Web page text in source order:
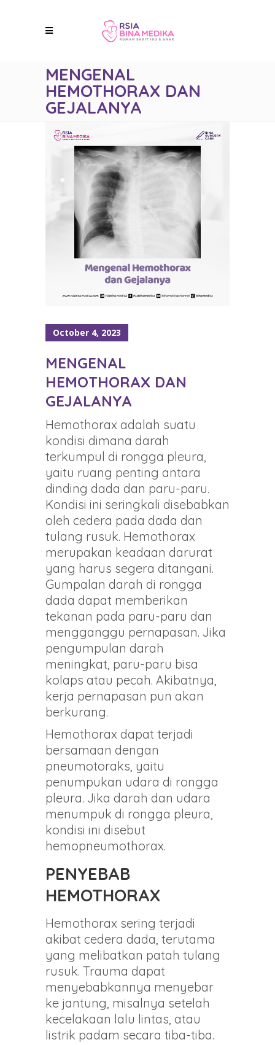
MENGENAL
HEMOTHORAX DAN
GEJALANYA
October 4, 2023
MENGENAL
HEMOTHORAX DAN
GEJALANYA
Hemothorax adalah suatu
kondisi dimana darah
terkumpul di rongga pleura,
yaitu ruang penting antara
dinding dada dan paru-paru.
Kondisi ini seringkali disebabkan
oleh cedera pada dada dan
tulang rusuk. Hemothorax
merupakan keadaan darurat
yang harus segera ditangani.
Gumpalan darah di rongga
dada dapat memberikan
tekanan pada paru-paru dan
mengganggu pernapasan. Jika
pengumpulan darah
meningkat, paru-paru bisa
kolaps atau pecah. Akibatnya,
kerja pernapasan pun akan
berkurang.
Hemothorax dapat terjadi
bersamaan dengan
pneumotoraks, yaitu
penumpukan udara di rongga
pleura. Jika darah dan udara
menumpuk di rongga pleura,
kondisi ini disebut
hemopneumothorax.
PENYEBAB
HEMOTHORAX
Hemothorax sering terjadi
akibat cedera dada, terutama
yang melibatkan patah tulang
rusuk. Trauma dapat
menyebabkannya menyebar
ke jantung, misalnya setelah
kecelakaan lalu lintas, atau
listrik padam secara tiba-tiba.